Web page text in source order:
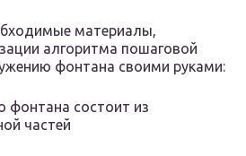
материалы,
алгоритма пошаговой
фонтана своими руками:
фонтана состоит из
частей